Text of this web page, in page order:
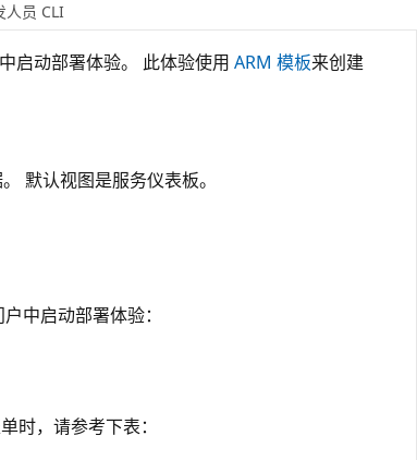
人员 CLI
启动部署体验。 此体验使用 ARM 模板来创建
默认视图是服务仪表板。
中启动部署体验：
时，请参考下表：